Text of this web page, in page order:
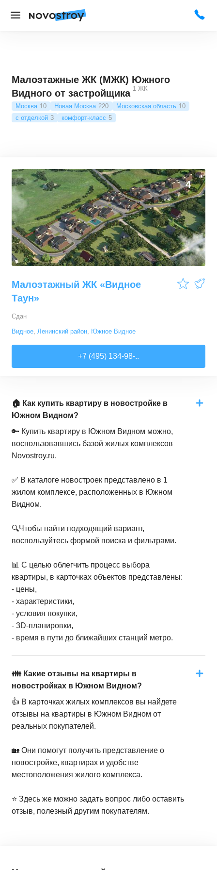
Малоэтажные ЖК (МЖК) Южного
Видного от застройщика 1 ЖК
Москва 10 Новая Москва 220 Московская область 10
с отделкой 3 комфорт-класс 5
4
Малоэтажный ЖК «Видное
Таун»
Сдан
Видное, Ленинский район, Южное Видное
+7 (495) 134-98-..
🏠 Как купить квартиру в новостройке в
Южном Видном?
🔑 Купить квартиру в Южном Видном можно,
воспользовавшись базой жилых комплексов
Novostroy.ru.
✅ В каталоге новостроек представлено в 1
жилом комплексе, расположенных в Южном
Видном.
🔍Чтобы найти подходящий вариант,
воспользуйтесь формой поиска и фильтрами.
📊 С целью облегчить процесс выбора
квартиры, в карточках объектов представлены:
- цены,
- характеристики,
- условия покупки,
- 3D-планировки,
- время в пути до ближайших станций метро.
👪 Какие отзывы на квартиры в
новостройках в Южном Видном?
👍 В карточках жилых комплексов вы найдете
отзывы на квартиры в Южном Видном от
реальных покупателей.
🏡 Они помогут получить представление о
новостройке, квартирах и удобстве
местоположения жилого комплекса.
⭐️ Здесь же можно задать вопрос либо оставить
отзыв, полезный другим покупателям.